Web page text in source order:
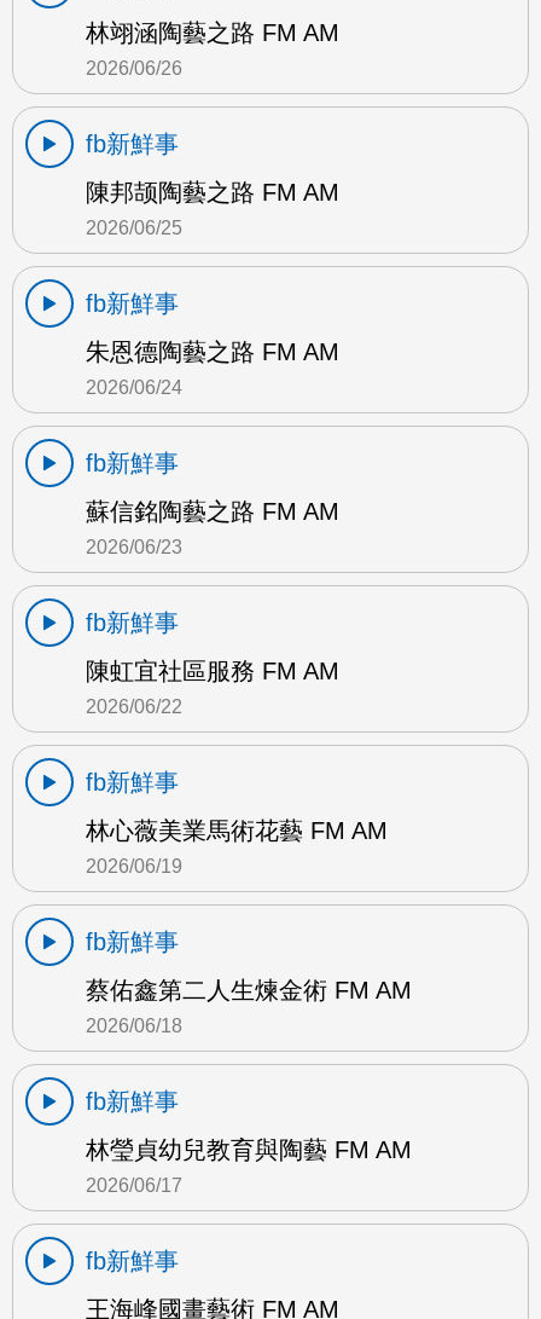
林翊涵陶藝之路 FM AM
2026/06/26
fb新鮮事
陳邦颉陶藝之路 FM AM
2026/06/25
fb新鮮事
朱恩德陶藝之路 FM AM
2026/06/24
fb新鮮事
蘇信銘陶藝之路 FM AM
2026/06/23
fb新鮮事
陳虹宜社區服務 FM AM
2026/06/22
fb新鮮事
林心薇美業馬術花藝 FM AM
2026/06/19
fb新鮮事
蔡佑鑫第二人生煉金術 FM AM
2026/06/18
fb新鮮事
林瑩貞幼兒教育與陶藝 FM AM
2026/06/17
fb新鮮事
王海峰國畫藝術 FM AM